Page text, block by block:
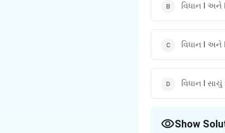
વિધાન I અને
વિધાન I
વિધાન I
Show